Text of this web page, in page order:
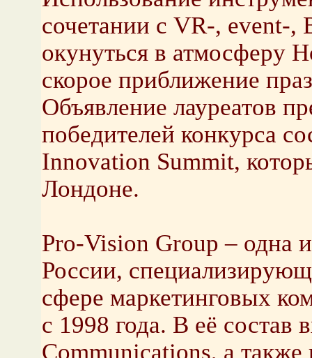
сочетании с VR-, event-,
окунуться в атмосферу
скорое приближение
Объявление лауреатов
победителей конкурса
Innovation Summit,
Лондоне.
Pro-Vision Group – одна
России,
сфере маркетинговых
с 1998 года. В её состав
Communications, а также